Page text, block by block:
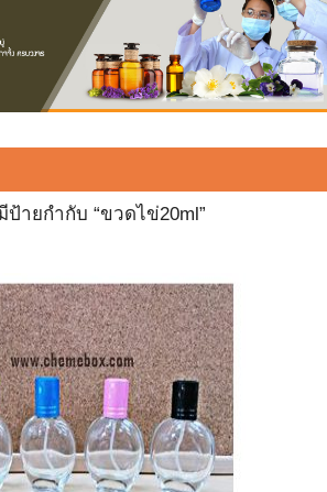
ายกำกับ “ขวดไข่20ml”